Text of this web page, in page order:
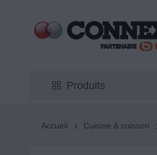
Produits
Accueil Cuisine & cuisson